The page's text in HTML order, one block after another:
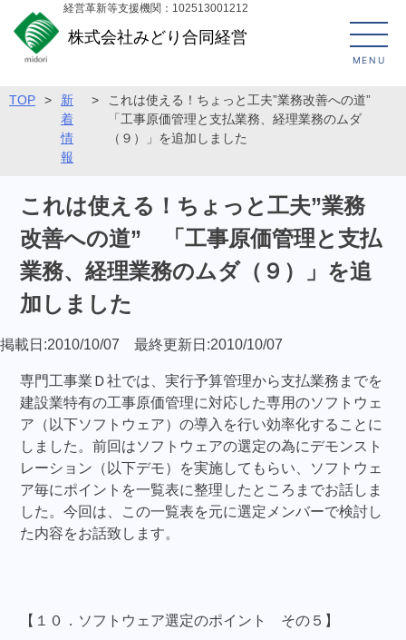
経営革新等支援機関：102513001212
株式会社みどり合同経営
MENU
TOP >
新
着
情
報
>
これは使える！ちょっと工夫”業務改善への道”
「工事原価管理と支払業務、経理業務のムダ
（９）」を追加しました
これは使える！ちょっと工夫”業務
改善への道” 「工事原価管理と支払
業務、経理業務のムダ（９）」を追
加しました
掲載日:2010/10/07 最終更新日:2010/10/07
専門工事業Ｄ社では、実行予算管理から支払業務までを
建設業特有の工事原価管理に対応した専用のソフトウェ
ア（以下ソフトウェア）の導入を行い効率化することに
しました。前回はソフトウェアの選定の為にデモンスト
レーション（以下デモ）を実施してもらい、ソフトウェ
ア毎にポイントを一覧表に整理したところまでお話しま
した。今回は、この一覧表を元に選定メンバーで検討し
た内容をお話致します。
【１０．ソフトウェア選定のポイント その５】